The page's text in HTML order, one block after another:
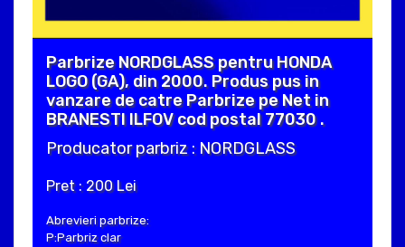
Parbrize NORDGLASS pentru HONDA
LOGO (GA), din 2000. Produs pus in
vanzare de catre Parbrize pe Net in
BRANESTI ILFOV cod postal 77030 .
Producator parbriz : NORDGLASS
Pret : 200 Lei
Abrevieri parbrize:
P:Parbriz clar